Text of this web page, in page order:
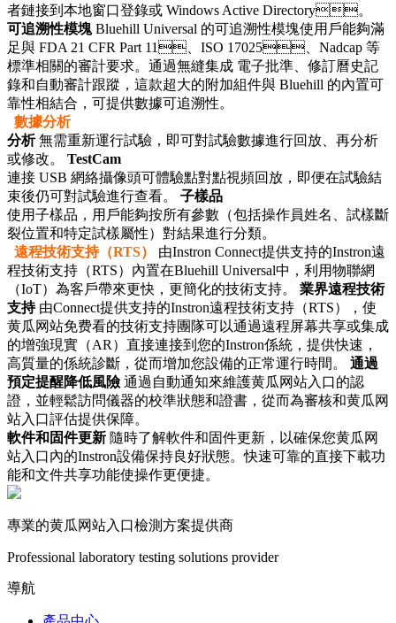
者鏈接到本地窗口登錄或 Windows Active Directory。
可追溯性模塊 Bluehill Universal 的可追溯性模塊使用戶能夠滿
足與 FDA 21 CFR Part 11、ISO 17025、Nadcap 等
標準相關的審計要求。通過無縫集成 電子批準、修訂曆史記
錄和自動審計跟蹤，這款超大的附加組件與 Bluehill 的內置可
靠性相結合，可提供數據可追溯性。
數據分析
分析無需重新運行試驗，即可對試驗數據進行回放、再分析
或修改。 TestCam
連接 USB 網絡攝像頭可體驗點對點視頻回放，即便在試驗結
束後仍可對試驗進行查看。 子樣品
使用子樣品，用戶能夠按所有參數（包括操作員姓名、試樣斷
裂位置和特定試樣屬性）對結果進行分類。
遠程技術支持（RTS）
由Instron Connect提供支持的Instron遠
程技術支持（RTS）內置在Bluehill Universal中，利用物聯網
（IoT）為客戶帶來更快，更簡化的技術支持。 業界遠程技術
支持由Connect提供支持的Instron遠程技術支持（RTS），使
黄瓜网站免费看的技術支持團隊可以通過遠程屏幕共享或集成
的增強現實（AR）直接連接到您的Instron係統，提供快速，
高質量的係統診斷，從而增加您設備的正常運行時間。 通過
預定提醒降低風險 通過自動通知來維護黄瓜网站入口的認
證，並輕鬆訪問儀器的校準狀態和證書，從而為審核和黄瓜网
站入口評估提供保障。
軟件和固件更新 隨時了解軟件和固件更新，以確保您黄瓜网
站入口內的Instron設備保持良好狀態。快速可靠的直接下載功
能和文件共享功能使操作更便捷。
專業的黄瓜网站入口檢測方案提供商
Professional laboratory testing solutions provider
導航